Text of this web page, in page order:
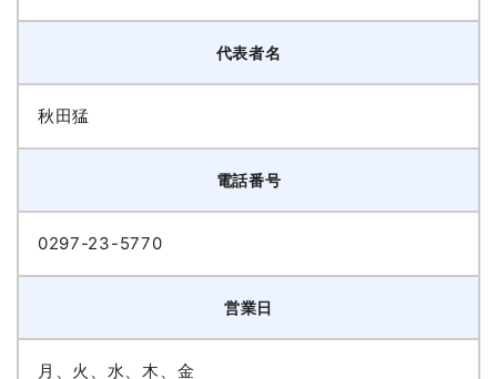
代表者名
秋田猛
電話番号
0297-23-5770
営業日
月、火、水、木、金